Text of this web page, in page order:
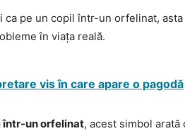
ca pe un copil într-un orfelinat,
în viața reală.
vis în care apare o pagodă
într-un orfelinat, acest simbol